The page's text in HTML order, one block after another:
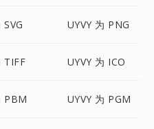
SVG UYVY 为 PNG
TIFF UYVY 为 ICO
PBM UYVY 为 PGM